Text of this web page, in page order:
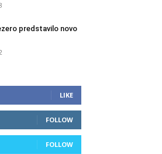
predstavilo novo
LIKE
FOLLOW
FOLLOW